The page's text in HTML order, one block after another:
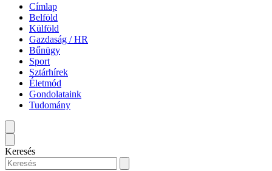
Címlap
Belföld
Külföld
Gazdaság / HR
Bűnügy
Sport
Sztárhírek
Életmód
Gondolataink
Tudomány
Keresés